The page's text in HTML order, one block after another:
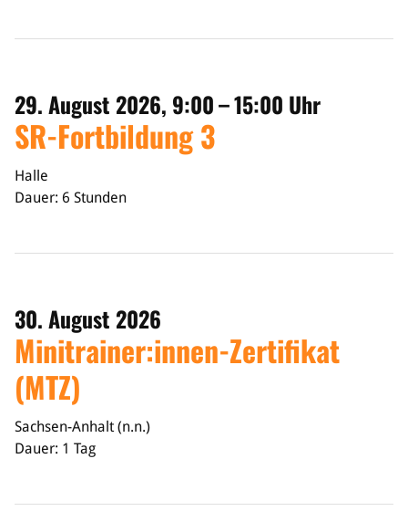
29. August 2026, 9:00 – 15:00 Uhr
SR-Fortbildung 3
Halle
Dauer: 6 Stunden
30. August 2026
Minitrainer:innen-Zertifikat
(MTZ)
Sachsen-Anhalt (n.n.)
Dauer: 1 Tag